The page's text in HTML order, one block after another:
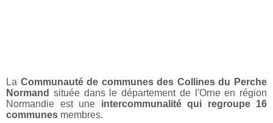
La Communauté de communes des Collines du Perche
Normand située dans le département de l'Orne en région
Normandie est une intercommunalité qui regroupe 16
communes membres.